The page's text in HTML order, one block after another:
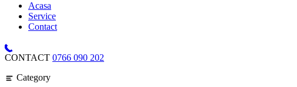
Acasa
Service
Contact
CONTACT 0766 090 202
Category